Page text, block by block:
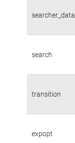
searcher_data
search
transition
expopt